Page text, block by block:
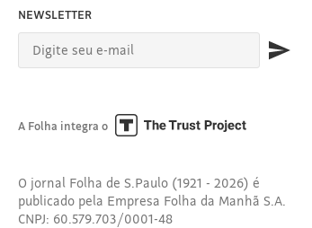
NEWSLETTER
A Folha integra o
O jornal Folha de S.Paulo (1921 - 2026) é
publicado pela Empresa Folha da Manhã S.A.
CNPJ: 60.579.703/0001-48